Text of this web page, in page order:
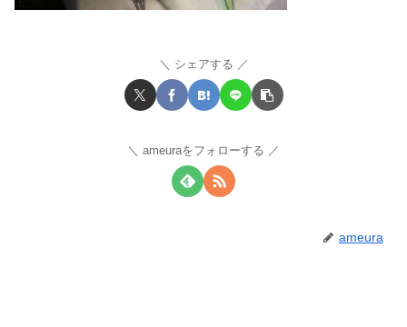
シェアする
ameuraをフォローする
ameura